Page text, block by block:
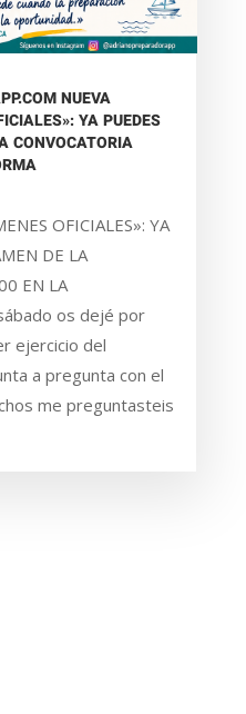
NUEVA
YA PUEDES
CONVOCATORIA
OFICIALES»: YA
DE LA
EN LA
os dejé por
ejercicio del
a pregunta con el
me preguntasteis